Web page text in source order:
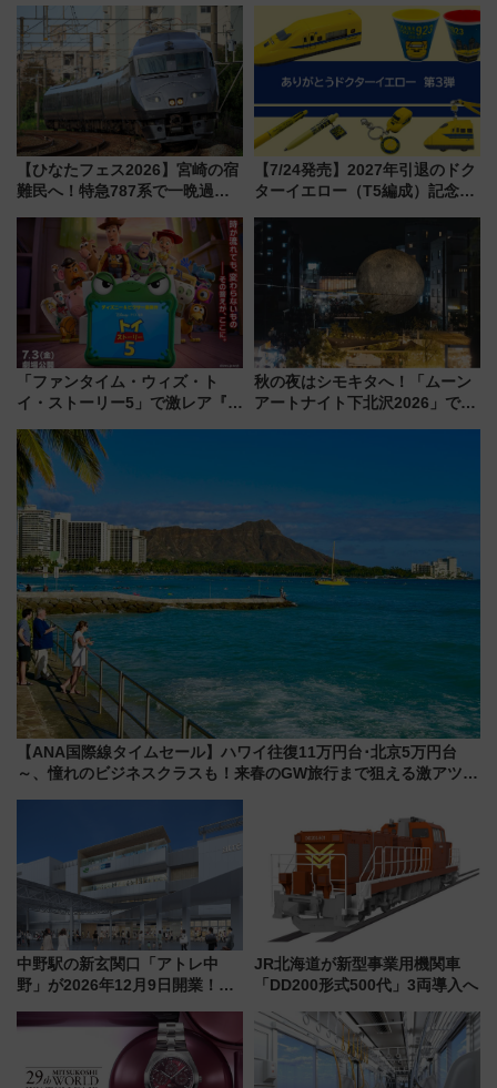
車、観覧スポット情報と周辺観
光まとめ（7/28開催）
ススメ
【ひなたフェス2026】宮崎の宿
難民へ！特急787系で一晩過ご
ローおひさま」が救世主に？
【7/24発売】2027年引退のドク
ターイエロー（T5編成）記念グ
送の目覚まし時計など通販・販
売店舗まとめ
「ファンタイム・ウィズ・ト
イ・ストーリー5」で激レア『ロ
デコレーションも徹底解説
秋の夜はシモキタへ！「ムーン
アートナイト下北沢2026」でイ
【ANA国際線タイムセール】ハワイ往復11万円台･北京5万円台
～、憧れのビジネスクラスも！来春のGW旅行まで狙える激アツ路
中野駅の新玄関口「アトレ中
野」が2026年12月9日開業！新
注目スポット
JR北海道が新型事業用機関車
「DD200形式500代」3両導入へ